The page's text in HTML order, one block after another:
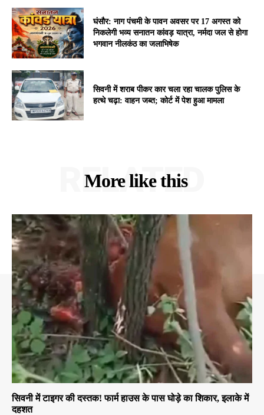
घंसौर: नाग पंचमी के पावन अवसर पर 17 अगस्त को
निकलेगी भव्य सनातन कांवड़ यात्रा, नर्मदा जल से होगा
भगवान नीलकंठ का जलाभिषेक
सिवनी में शराब पीकर कार चला रहा चालक पुलिस के
हत्थे चढ़ा: वाहन जब्त; कोर्ट में पेश हुआ मामला
More like this
RELATED
सिवनी में टाइगर की दस्तक! फार्म हाउस के पास घोड़े का शिकार, इलाके में
दहशत